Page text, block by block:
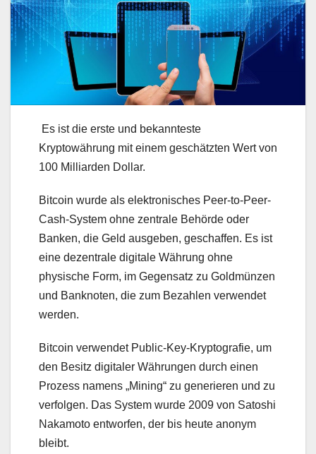
Es ist die erste und bekannteste
Kryptowährung mit einem geschätzten Wert von
100 Milliarden Dollar.
Bitcoin wurde als elektronisches Peer-to-Peer-
Cash-System ohne zentrale Behörde oder
Banken, die Geld ausgeben, geschaffen. Es ist
eine dezentrale digitale Währung ohne
physische Form, im Gegensatz zu Goldmünzen
und Banknoten, die zum Bezahlen verwendet
werden.
Bitcoin verwendet Public-Key-Kryptografie, um
den Besitz digitaler Währungen durch einen
Prozess namens „Mining“ zu generieren und zu
verfolgen. Das System wurde 2009 von Satoshi
Nakamoto entworfen, der bis heute anonym
bleibt.